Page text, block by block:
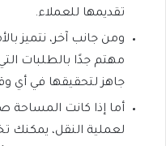
تقديمها للعملاء.
ومن جانب آخر، نتميز
مهتم جدًا بالطلبات
جاهز لتحقيقها في أي
أما إذا كانت
لعملية النقل، يمكنك